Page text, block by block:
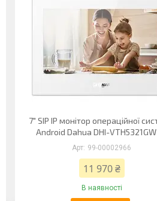
7" SIP IP монітор операційної
Android Dahua DHI-
99-00002966
11 970 ₴
В наявності